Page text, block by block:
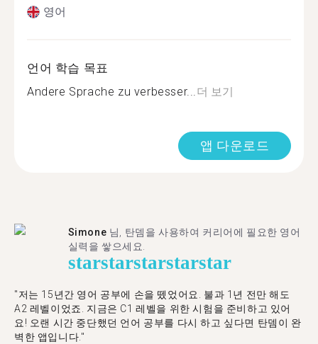
영어
언어 학습 목표
Andere Sprache zu verbesser...더 보기
앱 다운로드
Simone 님, 탄뎀을 사용하여 커리어에 필요한 영어
실력을 쌓으세요.
starstarstarstarstar
"저는 15년간 영어 공부에 손을 뗐었어요. 불과 1년 전만 해도
A2 레벨이었죠. 지금은 C1 레벨을 위한 시험을 준비하고 있어
요! 오랜 시간 중단했던 언어 공부를 다시 하고 싶다면 탄뎀이 완
벽한 앱입니다."